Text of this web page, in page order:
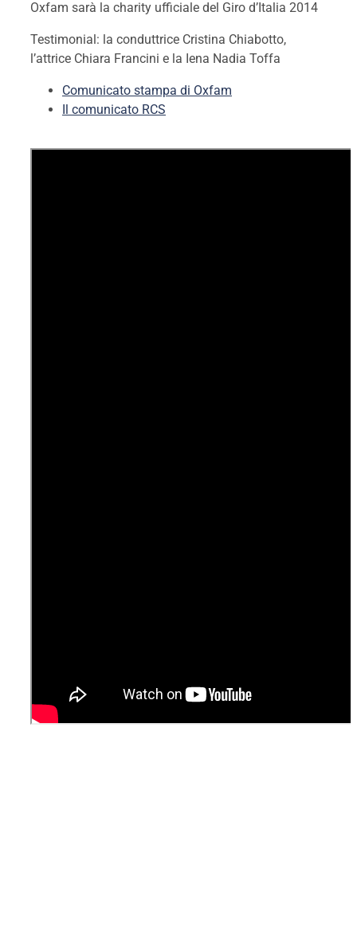
Oxfam sarà la charity ufficiale del Giro d’Italia 2014
Testimonial: la conduttrice Cristina Chiabotto,
l’attrice Chiara Francini e la Iena Nadia Toffa
Comunicato stampa di Oxfam
Il comunicato RCS